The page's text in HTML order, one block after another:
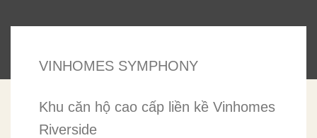
VINHOMES SYMPHONY
Khu căn hộ cao cấp liền kề Vinhomes
Riverside